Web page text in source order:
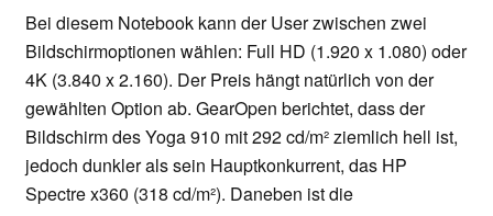
Bei diesem Notebook kann der User zwischen zwei
Bildschirmoptionen wählen: Full HD (1.920 x 1.080) oder
4K (3.840 x 2.160). Der Preis hängt natürlich von der
gewählten Option ab. GearOpen berichtet, dass der
Bildschirm des Yoga 910 mit 292 cd/m² ziemlich hell ist,
jedoch dunkler als sein Hauptkonkurrent, das HP
Spectre x360 (318 cd/m²). Daneben ist die